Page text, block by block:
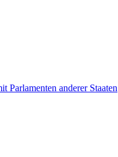
Parlamenten anderer Staaten